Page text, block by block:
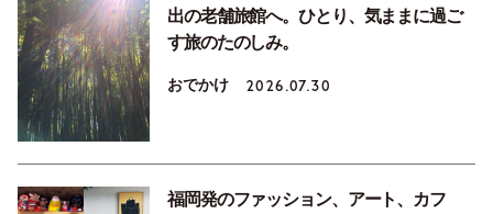
出の老舗旅館へ。ひとり、気ままに過ご
す旅のたのしみ。
おでかけ 2026.07.30
福岡発のファッション、アート、カフ